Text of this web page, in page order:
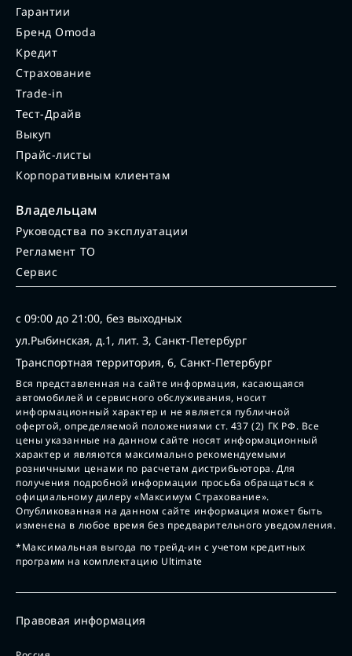
Гарантии
Бренд Omoda
Кредит
Страхование
Trade-in
Тест-Драйв
Выкуп
Прайс-листы
Корпоративным клиентам
Владельцам
Руководства по эксплуатации
Регламент ТО
Сервис
с 09:00 до 21:00, без выходных
ул.Рыбинская, д.1, лит. 3, Санкт-Петербург
Транспортная территория, 6, Санкт-Петербург
Вся представленная на сайте информация, касающаяся
автомобилей и сервисного обслуживания, носит
информационный характер и не является публичной
офертой, определяемой положениями ст. 437 (2) ГК РФ. Все
цены указанные на данном сайте носят информационный
характер и являются максимально рекомендуемыми
розничными ценами по расчетам дистрибьютора. Для
получения подробной информации просьба обращаться к
официальному дилеру «Максимум Страхование».
Опубликованная на данном сайте информация может быть
изменена в любое время без предварительного уведомления.
*Максимальная выгода по трейд-ин с учетом кредитных
программ на комплектацию Ultimate
Правовая информация